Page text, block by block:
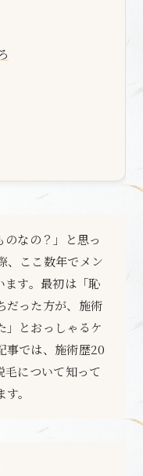
のなの？」と思っ
、ここ数年でメン
す。最初は「恥
だった方が、施術
」とおっしゃるケ
事では、施術歴20
について知って
。